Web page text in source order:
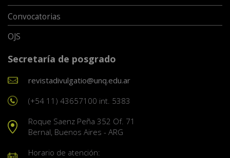
Convocatorias
OJS
Secretaría de posgrado
revistadivulgatio@unq.edu.ar
(+54 11) 43657100 int. 5383
Roque Saenz Peña 352 Of. 71
Bernal, Buenos Aires - ARG
Horario de atención: